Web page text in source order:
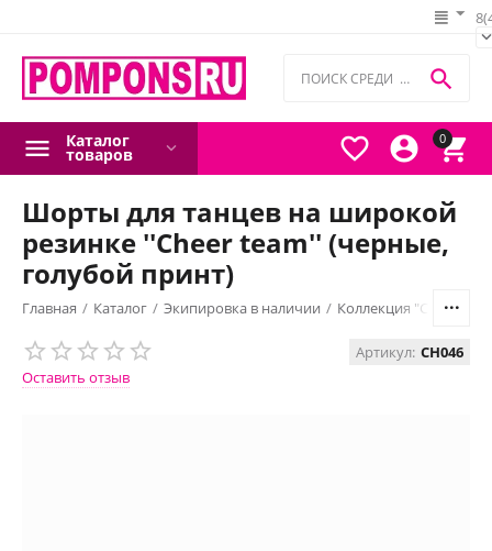
0




Каталог
товаров
Шорты для танцев на широкой
резинке ''Cheer team'' (черные,
голубой принт)
Главная / Каталог / Экипировка в наличии / Коллекция "Cheer
Оставить отзыв
Артикул: CH046